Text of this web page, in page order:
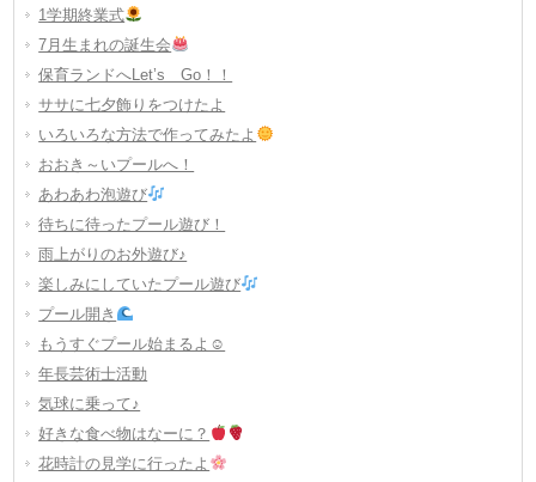
1学期終業式
7月生まれの誕生会
保育ランドへLet’s Go！！
ササに七夕飾りをつけたよ
いろいろな方法で作ってみたよ
おおき～いプールへ！
あわあわ泡遊び
待ちに待ったプール遊び！
雨上がりのお外遊び♪
楽しみにしていたプール遊び
プール開き
もうすぐプール始まるよ☺
年長芸術士活動
気球に乗って♪
好きな食べ物はなーに？
花時計の見学に行ったよ